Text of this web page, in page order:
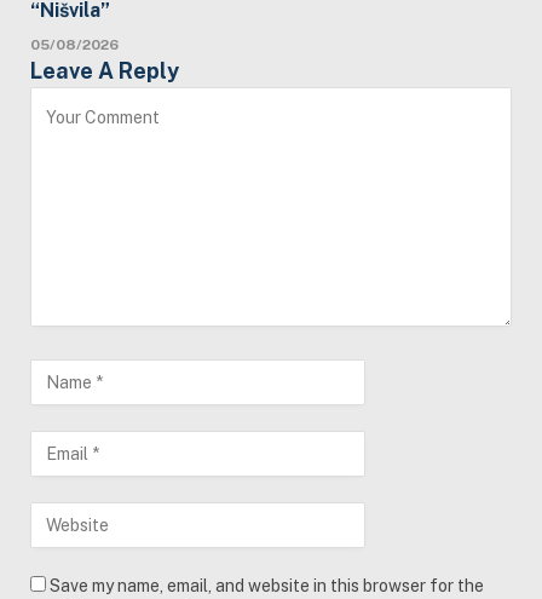
“Nišvila”
05/08/2026
Leave A Reply
Save my name, email, and website in this browser for the